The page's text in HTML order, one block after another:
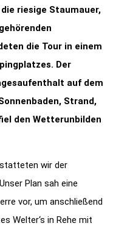
riesige Staumauer,
die Tour in einem
Der
auf dem
Strand,
den Wetterunbilden
statteten wir der
Plan sah eine
vor, um anschließend
Welter‘s in Rehe mit